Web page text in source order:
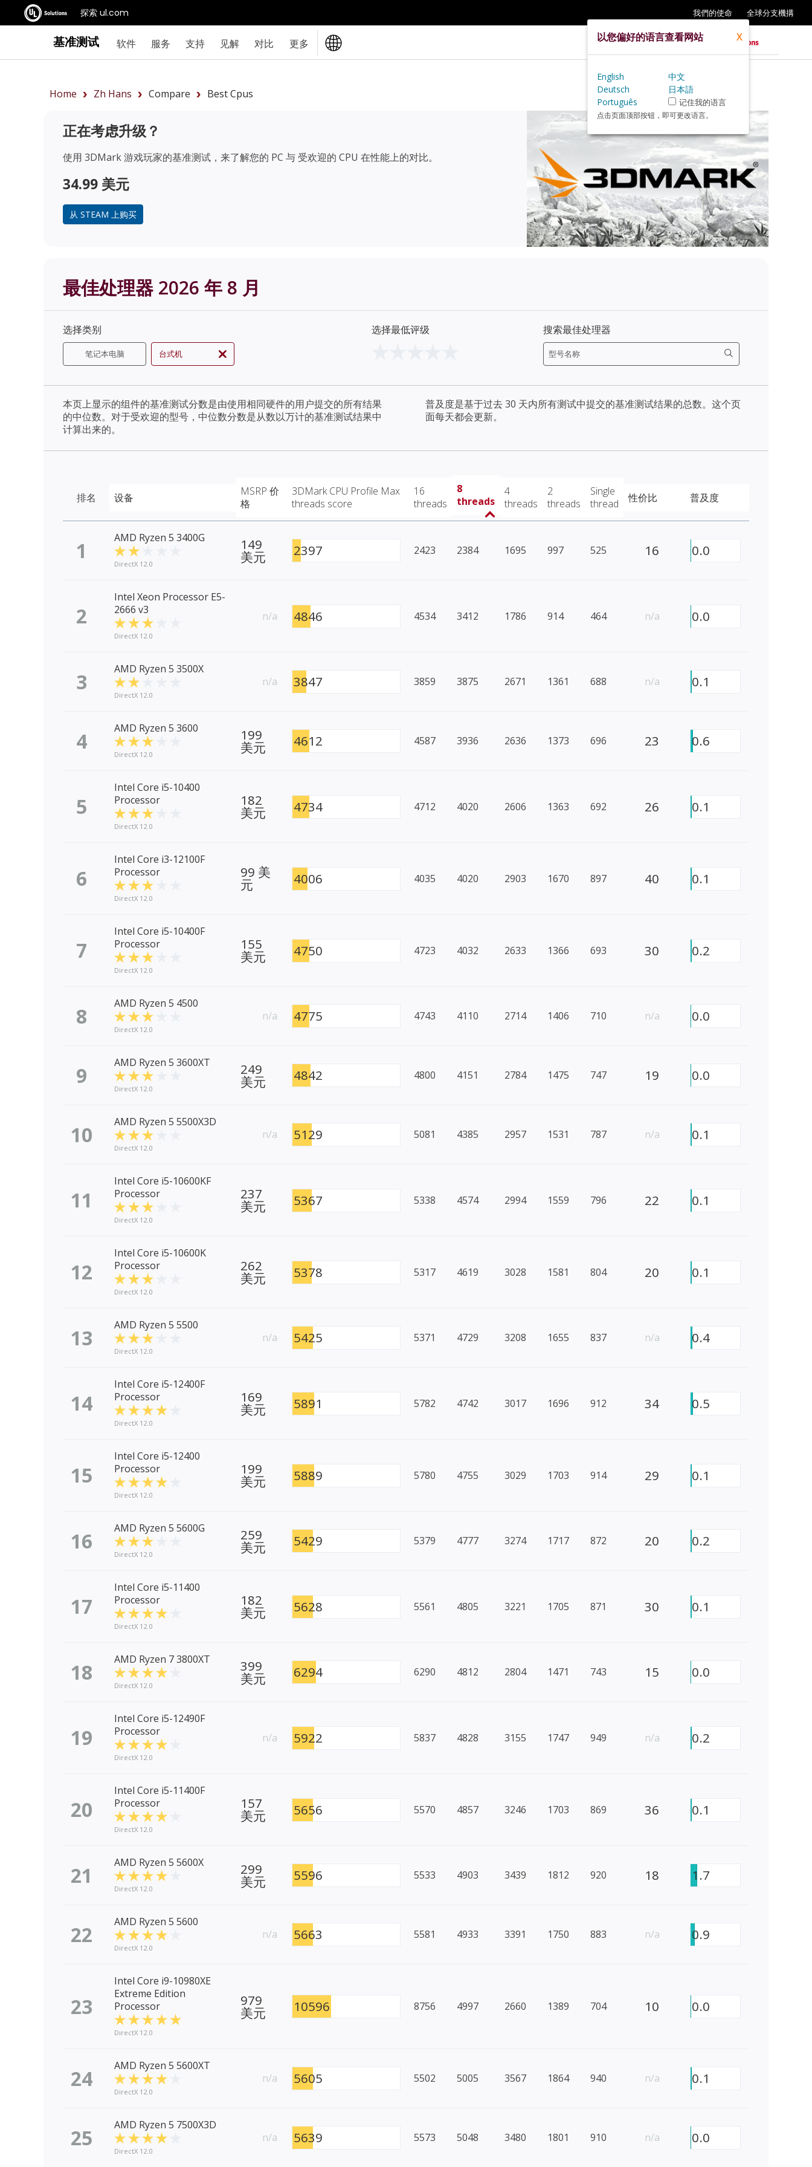
探索 ul.com 我們的使命 全球分支機搆
基准测试 软件 服务 支持 见解 对比 更多
Home Zh Hans Compare Best Cpus
正在考虑升级？
使用 3DMark 游戏玩家的基准测试，来了解您的 PC 与 受欢迎的 CPU 在性能上的对比。
34.99 美元
从 STEAM 上购买
最佳处理器 2026 年 8 月
选择类别
笔记本电脑 台式机
选择最低评级 搜索最佳处理器
本页上显示的组件的基准测试分数是由使用相同硬件的用户提交的所有结果
的中位数。对于受欢迎的型号，中位数分数是从数以万计的基准测试结果中
计算出来的。
普及度是基于过去 30 天内所有测试中提交的基准测试结果的总数。这个页
面每天都会更新。
排名 设备
MSRP 价
格
3DMark CPU Profile Max
threads score
16
threads
8
threads
4
threads
2
threads
Single
thread
性价比 普及度
1 AMD Ryzen 5 3400G
DirectX 12.0
149
美元 2397 2423 2384 1695 997 525 16 0.0
2
Intel Xeon Processor E5-
2666 v3
DirectX 12.0
n/a 4846 4534 3412 1786 914 464 n/a 0.0
3 AMD Ryzen 5 3500X
DirectX 12.0
n/a 3847 3859 3875 2671 1361 688 n/a 0.1
4 AMD Ryzen 5 3600
DirectX 12.0
199
美元 4612 4587 3936 2636 1373 696 23 0.6
5
Intel Core i5-10400
Processor
DirectX 12.0
182
美元 4734 4712 4020 2606 1363 692 26 0.1
6
Intel Core i3-12100F
Processor
DirectX 12.0
99 美
元 4006 4035 4020 2903 1670 897 40 0.1
7
Intel Core i5-10400F
Processor
DirectX 12.0
155
美元 4750 4723 4032 2633 1366 693 30 0.2
8 AMD Ryzen 5 4500
DirectX 12.0
n/a 4775 4743 4110 2714 1406 710 n/a 0.0
9 AMD Ryzen 5 3600XT
DirectX 12.0
249
美元 4842 4800 4151 2784 1475 747 19 0.0
10 AMD Ryzen 5 5500X3D
DirectX 12.0
n/a 5129 5081 4385 2957 1531 787 n/a 0.1
11
Intel Core i5-10600KF
Processor
DirectX 12.0
237
美元 5367 5338 4574 2994 1559 796 22 0.1
12
Intel Core i5-10600K
Processor
DirectX 12.0
262
美元 5378 5317 4619 3028 1581 804 20 0.1
13 AMD Ryzen 5 5500
DirectX 12.0
n/a 5425 5371 4729 3208 1655 837 n/a 0.4
14
Intel Core i5-12400F
Processor
DirectX 12.0
169
美元 5891 5782 4742 3017 1696 912 34 0.5
15
Intel Core i5-12400
Processor
DirectX 12.0
199
美元 5889 5780 4755 3029 1703 914 29 0.1
16 AMD Ryzen 5 5600G
DirectX 12.0
259
美元 5429 5379 4777 3274 1717 872 20 0.2
17
Intel Core i5-11400
Processor
DirectX 12.0
182
美元 5628 5561 4805 3221 1705 871 30 0.1
18 AMD Ryzen 7 3800XT
DirectX 12.0
399
美元 6294 6290 4812 2804 1471 743 15 0.0
19
Intel Core i5-12490F
Processor
DirectX 12.0
n/a 5922 5837 4828 3155 1747 949 n/a 0.2
20
Intel Core i5-11400F
Processor
DirectX 12.0
157
美元 5656 5570 4857 3246 1703 869 36 0.1
21 AMD Ryzen 5 5600X
DirectX 12.0
299
美元 5596 5533 4903 3439 1812 920 18 1.7
22 AMD Ryzen 5 5600
DirectX 12.0
n/a 5663 5581 4933 3391 1750 883 n/a 0.9
23
Intel Core i9-10980XE
Extreme Edition
Processor
DirectX 12.0
979
美元 10596 8756 4997 2660 1389 704 10 0.0
24 AMD Ryzen 5 5600XT
DirectX 12.0
n/a 5605 5502 5005 3567 1864 940 n/a 0.1
25 AMD Ryzen 5 7500X3D
DirectX 12.0
n/a 5639 5573 5048 3480 1801 910 n/a 0.0
以您偏好的语言查看网站 X
English
中文
Deutsch
日本語
Português
记住我的语言
点击页面顶部按钮，即可更改语言。